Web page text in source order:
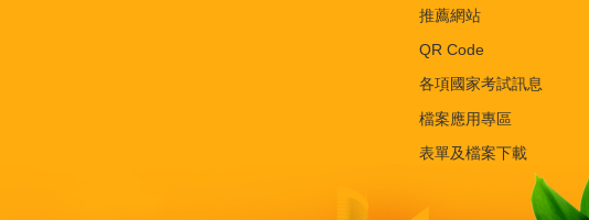
推薦網站
QR Code
各項國家考試訊息
檔案應用專區
表單及檔案下載